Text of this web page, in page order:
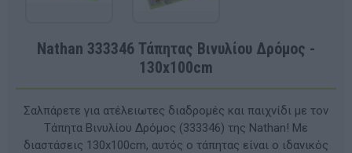
Nathan 333346 Τάπητας Βινυλίου Δρόμος -
130x100cm
Σαλπάρετε για ατέλειωτες διαδρομές και παιχνίδι με τον
Τάπητα Βινυλίου Δρόμος (333346) της Nathan! Με
διαστάσεις 130x100cm, αυτός ο τάπητας είναι ο ιδανικός